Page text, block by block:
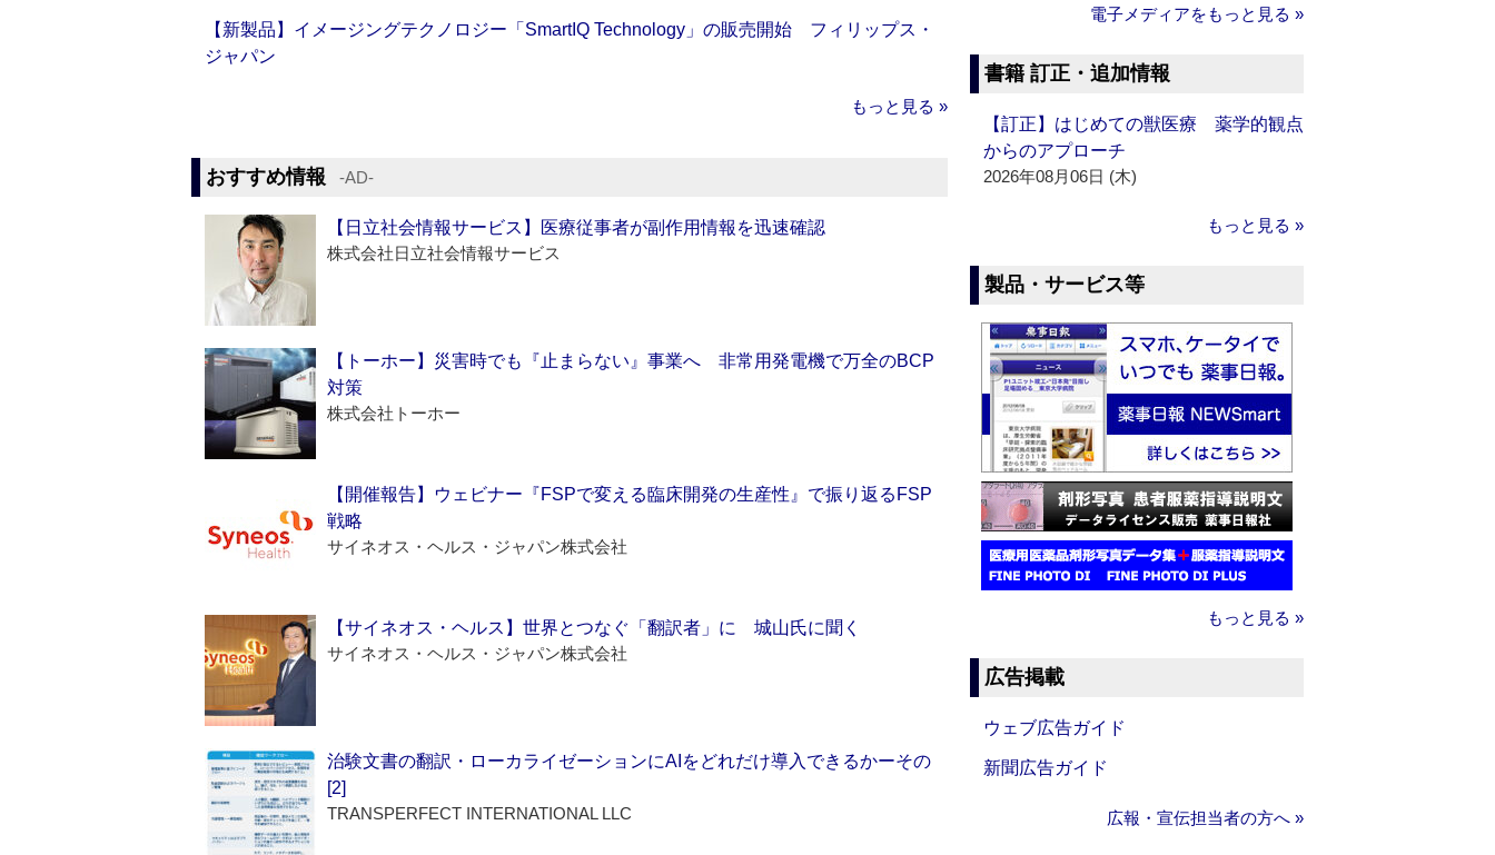
【新製品】イメージングテクノロジー「SmartIQ Technology」の販売開始 フィリップス・
ジャパン
もっと見る »
おすすめ情報 ‐AD‐
【日立社会情報サービス】医療従事者が副作用情報を迅速確認
株式会社日立社会情報サービス
【トーホー】災害時でも『止まらない』事業へ 非常用発電機で万全のBCP
対策
株式会社トーホー
【開催報告】ウェビナー『FSPで変える臨床開発の生産性』で振り返るFSP
戦略
サイネオス・ヘルス・ジャパン株式会社
【サイネオス・ヘルス】世界とつなぐ「翻訳者」に 城山氏に聞く
サイネオス・ヘルス・ジャパン株式会社
治験文書の翻訳・ローカライゼーションにAIをどれだけ導入できるかーその
[2]
TRANSPERFECT INTERNATIONAL LLC
電子メディアをもっと見る »
書籍 訂正・追加情報
【訂正】はじめての獣医療 薬学的観点
からのアプローチ
2026年08月06日 (木)
もっと見る »
製品・サービス等
もっと見る »
広告掲載
ウェブ広告ガイド
新聞広告ガイド
広報・宣伝担当者の方へ »